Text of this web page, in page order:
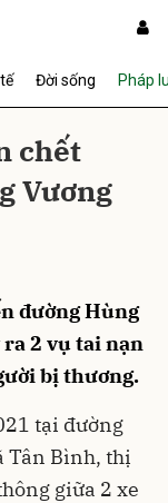
Đời sống Pháp
chết
Vương
đường Hùng
2 vụ tai nạn
bị thương.
tại đường
Tân Bình, thị
giữa 2 xe
Gửi